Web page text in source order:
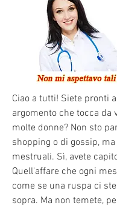
Ciao a tutti! Siete pronti
argomento che tocca da
molte donne? Non sto
shopping o di gossip,
mestruali. Sì, avete
Quell'affare che ogni
come se una ruspa ci
sopra. Ma non temete,